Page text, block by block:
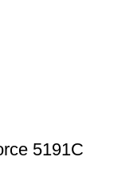
5191C